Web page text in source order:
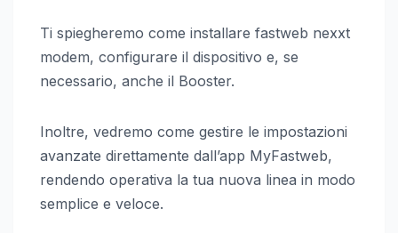
Ti spiegheremo come installare fastweb nexxt
modem, configurare il dispositivo e, se
necessario, anche il Booster.
Inoltre, vedremo come gestire le impostazioni
avanzate direttamente dall’app MyFastweb,
rendendo operativa la tua nuova linea in modo
semplice e veloce.